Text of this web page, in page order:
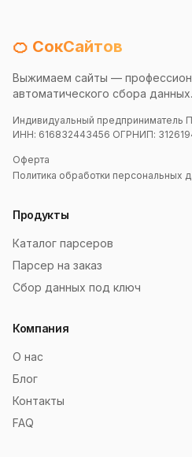
🍊 СокСайтов
Выжимаем сайты —
автоматического сбора данных.
Индивидуальный предприниматель
ИНН: 616832443456 ОГРНИП:
Оферта
Политика обработки персональных
Продукты
Каталог парсеров
Парсер на заказ
Сбор данных под ключ
Компания
О нас
Блог
Контакты
FAQ